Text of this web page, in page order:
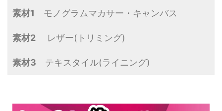
素材1 モノグラムマカサー・キャンバス
素材2 レザー(トリミング)
素材3 テキスタイル(ライニング)